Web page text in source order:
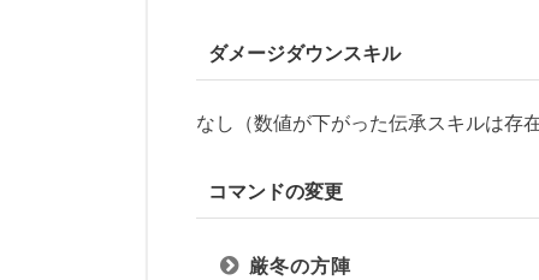
ダメージダウンスキル
なし（数値が下がった伝承スキルは存
コマンドの変更
厳冬の方陣